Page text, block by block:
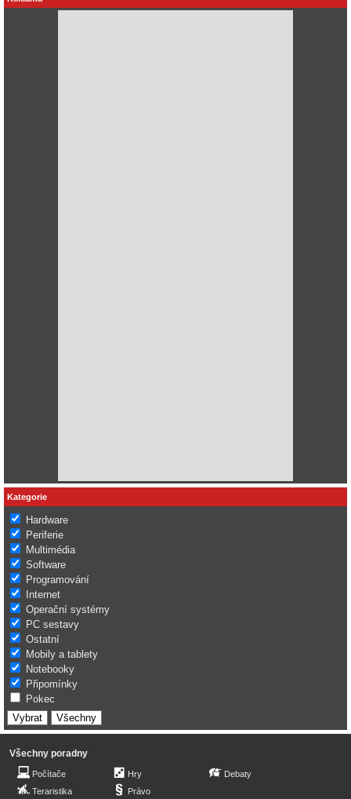
Kategorie
Hardware
Periferie
Multimédia
Software
Programování
Internet
Operační systémy
PC sestavy
Ostatní
Mobily a tablety
Notebooky
Připomínky
Pokec
Všechny poradny
Počítače
Teraristika
Hry
Právo
Debaty